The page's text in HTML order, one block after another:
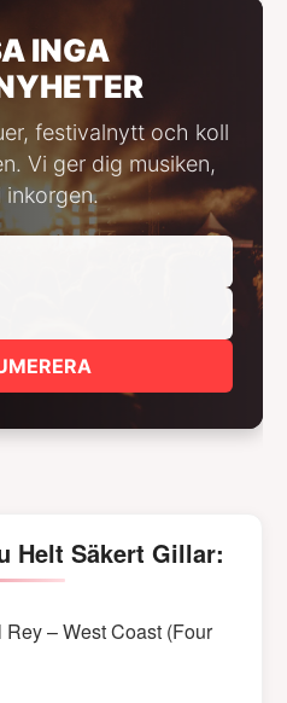
INGA
festivalnytt och koll
Vi ger dig musiken,
inkorgen.
Helt Säkert Gillar:
– West Coast (Four